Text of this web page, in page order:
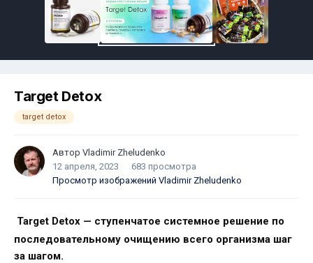
Target Detox
target detox
Автор Vladimir Zheludenko
12 апреля, 2023
683 просмотра
Просмотр изображений Vladimir Zheludenko
Target Detox — ступенчатое системное решение по
последовательному очищению всего организма шаг
за шагом.